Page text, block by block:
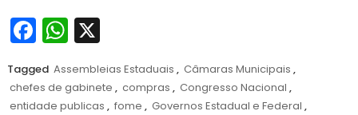
Facebook
WhatsApp
X
Tagged Assembleias Estaduais , Câmaras Municipais ,
chefes de gabinete , compras , Congresso Nacional ,
entidade publicas , fome , Governos Estadual e Federal ,